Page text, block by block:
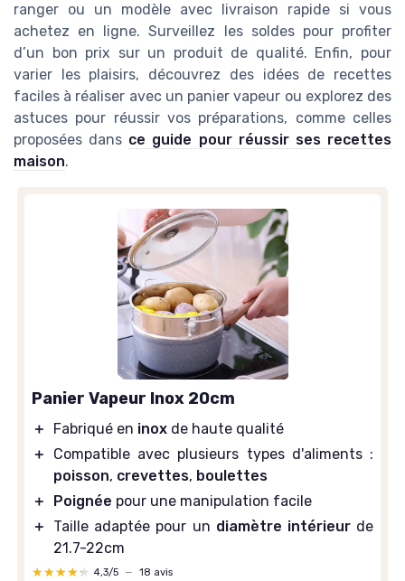
ranger ou un modèle avec livraison rapide si vous
achetez en ligne. Surveillez les soldes pour profiter
d’un bon prix sur un produit de qualité. Enfin, pour
varier les plaisirs, découvrez des idées de recettes
faciles à réaliser avec un panier vapeur ou explorez des
astuces pour réussir vos préparations, comme celles
proposées dans ce guide pour réussir ses recettes
maison.
Panier Vapeur Inox 20cm
＋ Fabriqué en inox de haute qualité
＋
Compatible avec plusieurs types d'aliments :
poisson, crevettes, boulettes
＋
Poignée pour une manipulation facile
＋
Taille adaptée pour un diamètre intérieurde
21.7-22cm
★★★★★
★★★★★ 4,3/5 — 18 avis